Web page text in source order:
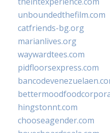
unboundedthefilm.com
catfriends-bg.org
marianlives.org
waywardtees.com
pidfloorsexpress.com
hingstonnt.com
chooseagender.com